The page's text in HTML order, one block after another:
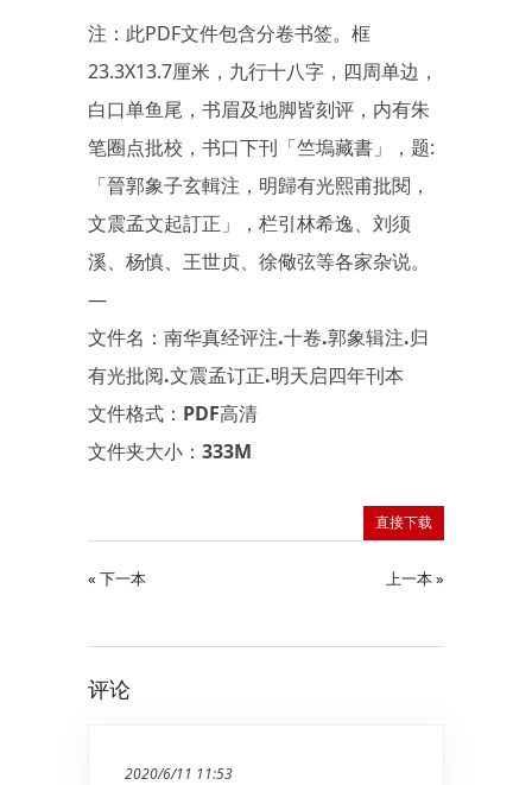
注：此PDF文件包含分卷书签。框
23.3X13.7厘米，九行十八字，四周单边，
白口单鱼尾，书眉及地脚皆刻评，内有朱
笔圈点批校，书口下刊「竺塢藏書」，题:
「晉郭象子玄輯注，明歸有光熙甫批閱，
文震孟文起訂正」，栏引林希逸、刘须
溪、杨慎、王世贞、徐儆弦等各家杂说。
—
文件名：南华真经评注.十卷.郭象辑注.归
有光批阅.文震孟订正.明天启四年刊本
文件格式：PDF高清
文件夹大小：333M
直接下载
« 下一本 上一本 »
评论
2020/6/11 11:53